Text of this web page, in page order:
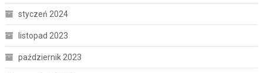
styczeń 2024
listopad 2023
październik 2023